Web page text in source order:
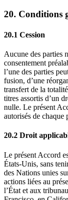
20. Conditions
20.1 Cession
Aucune des parties
consentement
l’une des parties
fusion, d’une
transfert de la
titres assortis d’un
nulle. Le présent
autorisés de chaque
20.2 Droit
Le présent Accord
États-Unis, sans
des Nations unies
actions liées au
l’État et aux